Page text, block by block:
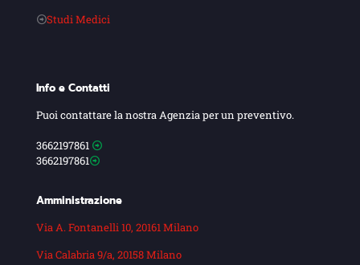
Studi Medici
Info e Contatti
Puoi contattare la nostra Agenzia per un preventivo.
3662197861
3662197861
Amministrazione
Via A. Fontanelli 10, 20161 Milano
Via Calabria 9/a, 20158 Milano